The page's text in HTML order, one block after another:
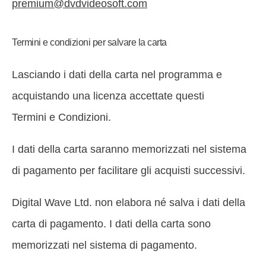
premium@dvdvideosoft.com
Termini e condizioni per salvare la carta
Lasciando i dati della carta nel programma e
acquistando una licenza accettate questi
Termini e Condizioni.
I dati della carta saranno memorizzati nel sistema
di pagamento per facilitare gli acquisti successivi.
Digital Wave Ltd. non elabora né salva i dati della
carta di pagamento. I dati della carta sono
memorizzati nel sistema di pagamento.